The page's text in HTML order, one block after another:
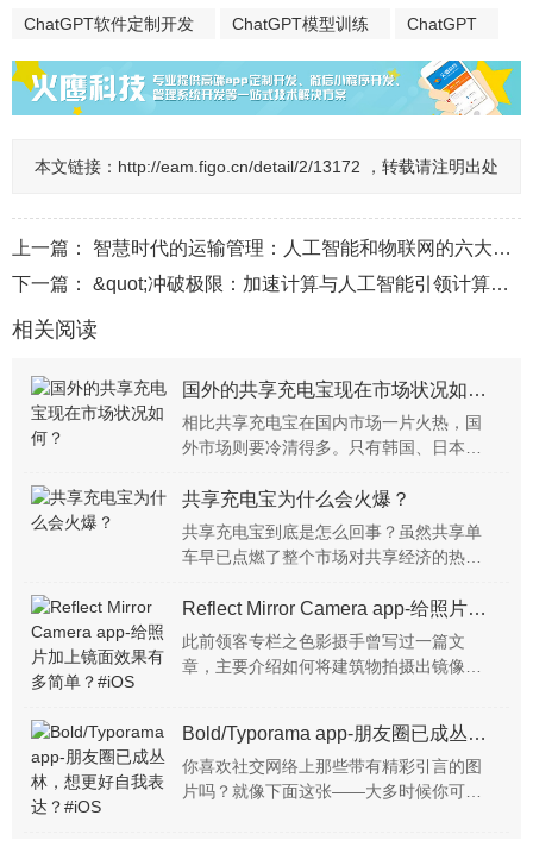
ChatGPT软件定制开发 ChatGPT模型训练 ChatGPT
本文链接： http://eam.figo.cn/detail/2/13172 ，转载请注明出处
上一篇： 智慧时代的运输管理：人工智能和物联网的六大改变
下一篇： &quot;冲破极限：加速计算与人工智能引领计算革命新篇章&quot;
相关阅读
国外的共享充电宝现在市场状况如何？
相比共享充电宝在国内市场一片火热，国
外市场则要冷清得多。只有韩国、日本和
先后开始探索共享充电宝模式。国内共享
充电宝的成功，也引发了海外对这一模式
的关注和借鉴。那么在国外的共享充电又
共享充电宝为什么会火爆？
共享充电宝到底是怎么回事？虽然共享单
车早已点燃了整个市场对共享经济的热
辑。那么，共享充电宝这么受欢迎的原因
是什么？共享充电宝之所以火，是因为资
本的力量吗？共享充电宝本身有什么吸引
Reflect Mirror Camera app-给照片加上镜面效果有多简单？#iOS
此前领客专栏之色影摄手曾写过一篇文
章，主要介绍如何将建筑物拍摄出镜像的
见，然而反射效果往往很不理想。因此，
对于大多数人来，想要用...
Bold/Typorama app-朋友圈已成丛林，想更好自我表达？#iOS
你喜欢社交网络上那些带有精彩引言的图
片吗？就像下面这张——大多时候你可能